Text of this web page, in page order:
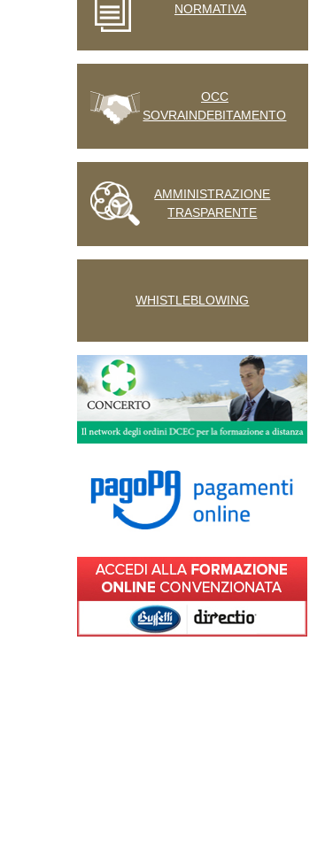
NORMATIVA
OCC
SOVRAINDEBITAMENTO
AMMINISTRAZIONE
TRASPARENTE
WHISTLEBLOWING